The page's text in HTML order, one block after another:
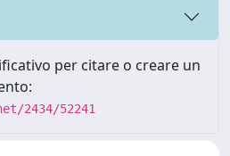
per citare o creare un
2434/52241